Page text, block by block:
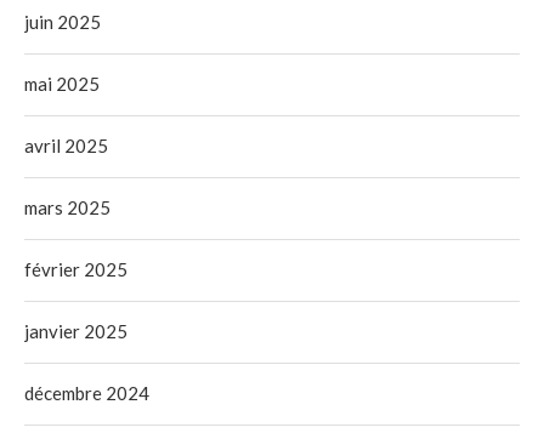
juin 2025
mai 2025
avril 2025
mars 2025
février 2025
janvier 2025
décembre 2024